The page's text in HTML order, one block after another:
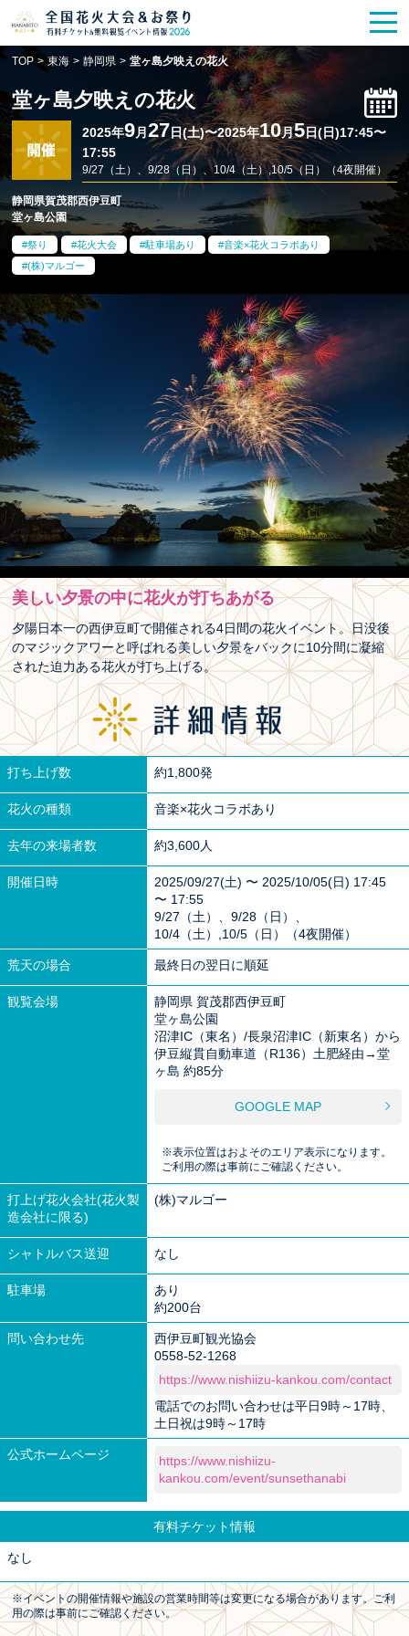
花火大会
HANABITOの道
有料観覧席販売一覧
ポスター一覧
SPICE レポート記事
TOP
TOP > 東海 > 静岡県 > 堂ヶ島夕映えの花火
堂ヶ島夕映えの花火
2025年9月 27 日(土)〜2025年10月5日(日)17:45〜
17:55
9/27（土）、9/28（日）、10/4（土）,10/5（日）（4夜開催）
静岡県賀茂郡西伊豆町
堂ヶ島公園
祭り 花火大会 駐車場あり
音楽×花火コラボあり
(株)マルゴー
美しい夕景の中に花火が打ちあがる
夕陽日本一の西伊豆町で開催される4日間の花火イベント。日没後
のマジックアワーと呼ばれる美しい夕景をバックに10分間に凝縮
された迫力ある花火が打ち上げる。
打ち上げ数 約1,800発
花火の種類 音楽×花火コラボあり
去年の来場者数 約3,600人
開催日時
2025/09/27(土) 〜 2025/10/05(日) 17:45
〜 17:55
9/27（土）、9/28（日）、
10/4（土）,10/5（日）（4夜開催）
荒天の場合 最終日の翌日に順延
観覧会場
静岡県 賀茂郡西伊豆町
堂ヶ島公園
沼津IC（東名）/長泉沼津IC（新東名）から
伊豆縦貫自動車道（R136）土肥経由→堂
ヶ島 約85分
GOOGLE MAP
※表示位置はおよそのエリア表示になります。
ご利用の際は事前にご確認ください。
打上げ花火会社(花火製
造会社に限る)
(株)マルゴー
シャトルバス送迎 なし
駐車場
あり
約200台
問い合わせ先
西伊豆町観光協会
0558-52-1268
https://www.nishiizu-kankou.com/contact
電話でのお問い合わせは平日9時～17時、
土日祝は9時～17時
公式ホームページ
https://www.nishiizu-
kankou.com/event/sunsethanabi
有料チケット情報
なし
※イベントの開催情報や施設の営業時間等は変更になる場合があります。ご利
用の際は事前にご確認ください。